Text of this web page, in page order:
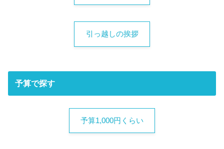
引っ越しの挨拶
予算で探す
予算1,000円くらい